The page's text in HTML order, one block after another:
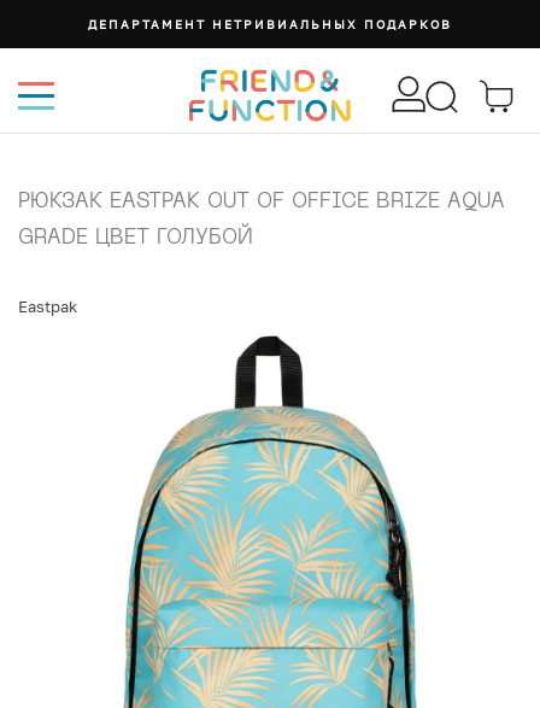
ДЕПАРТАМЕНТ НЕТРИВИАЛЬНЫХ ПОДАРКОВ
РЮКЗАК EASTPAK OUT OF OFFICE BRIZE AQUA
GRADE ЦВЕТ ГОЛУБОЙ
Eastpak